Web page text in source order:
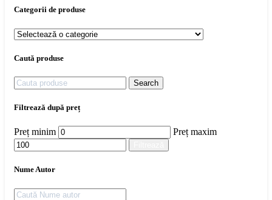
Categorii de produse
Caută produse
Search
Filtrează după preț
Preț minim Preț maxim
Nume Autor